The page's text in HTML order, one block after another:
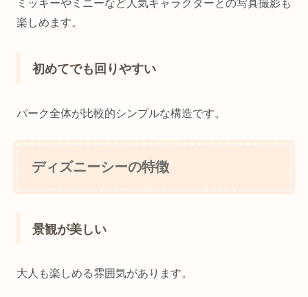
ミッキーやミニーなど人気キャラクターとの写真撮影も
楽しめます。
初めてでも回りやすい
パーク全体が比較的シンプルな構造です。
ディズニーシーの特徴
景観が美しい
大人も楽しめる雰囲気があります。